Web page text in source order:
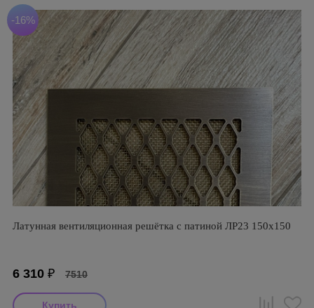
-16%
Латунная вентиляционная решётка с патиной ЛР23 150х150
6 310 ₽ 7510